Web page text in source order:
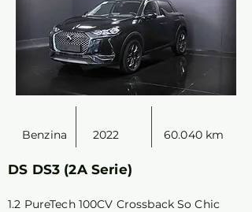
Benzina 2022 60.040 km
DS DS3 (2A Serie)
1.2 PureTech 100CV Crossback So Chic